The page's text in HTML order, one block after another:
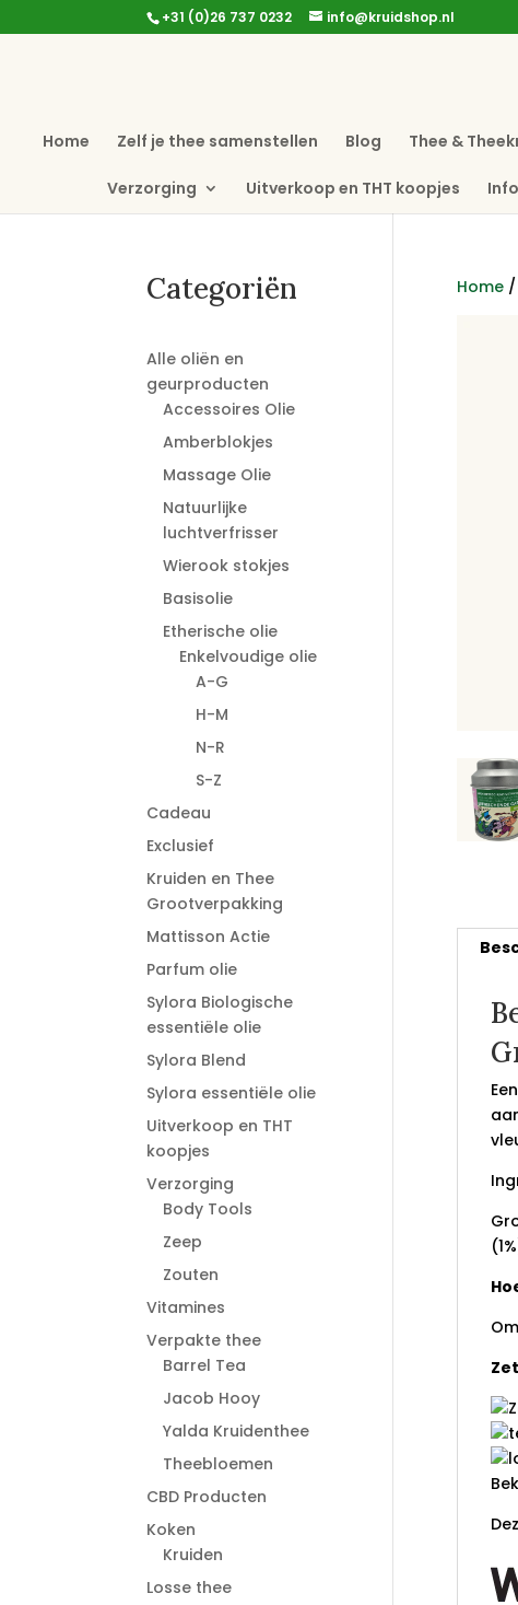
+31 (0)26 737 0232 info@kruidshop.nl
Home Zelf je thee samenstellen Blog Thee &
Verzorging Uitverkoop en THT koopjes
Home/
Categoriën
Alle oliën en
geurproducten
Accessoires Olie
Amberblokjes
Massage Olie
Natuurlijke
luchtverfrisser
Wierook stokjes
Basisolie
Etherische olie
Enkelvoudige olie
A-G
H-M
N-R
S-Z
Cadeau
Exclusief
Kruiden en Thee
Grootverpakking
Mattisson Actie
Parfum olie
Sylora Biologische
essentiële olie
Sylora Blend
Sylora essentiële olie
Uitverkoop en THT
koopjes
Verzorging
Body Tools
Zeep
Zouten
Vitamines
Verpakte thee
Barrel Tea
Jacob Hooy
Yalda Kruidenthee
Theebloemen
CBD Producten
Koken
Kruiden
Losse thee